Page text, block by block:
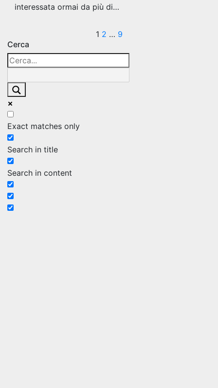
interessata ormai da più di…
Paginazione
degli
articoli
1 2 … 9
Cerca
Exact matches only
Search in title
Search in content